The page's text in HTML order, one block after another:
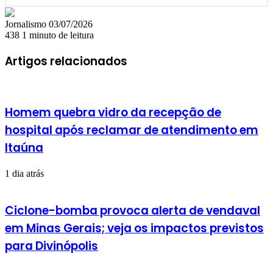
Jornalismo Mande
um
mail
03/07/2026
438 1 minuto de leitura
Artigos relacionados
Homem quebra vidro da recepção de
hospital após reclamar de atendimento em
Itaúna
1 dia atrás
Ciclone-bomba provoca alerta de vendaval
em Minas Gerais; veja os impactos previstos
para Divinópolis